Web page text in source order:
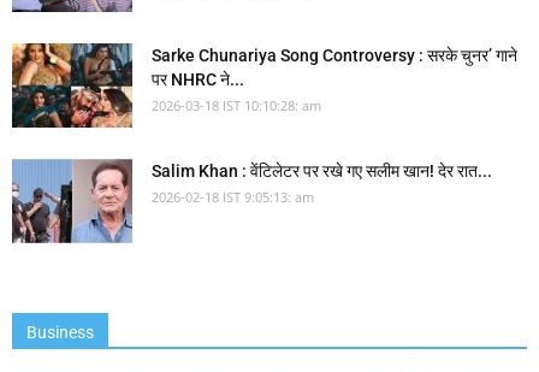
Sarke Chunariya Song Controversy : सरके चुनर’ गाने
पर NHRC ने...
2026-03-18 IST 10:10:28: am
Salim Khan : वेंटिलेटर पर रखे गए सलीम खान! देर रात...
2026-02-18 IST 9:05:13: am
Business